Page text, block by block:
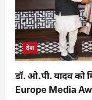
देश
डॉ. ओ.पी. यादव को
Europe Media